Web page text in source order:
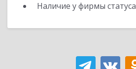
Наличие у фирмы статуса